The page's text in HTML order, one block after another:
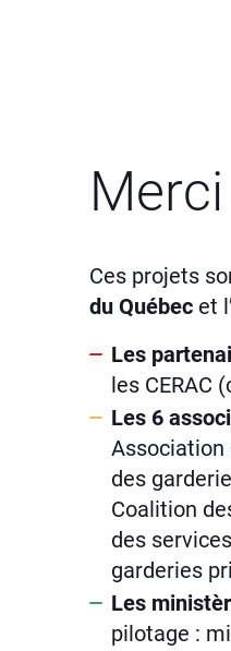
Ces projets
du Québec et
Les
les CERAC
Les 6
Association
des
Coalition
des
garderies
Les
pilotage :